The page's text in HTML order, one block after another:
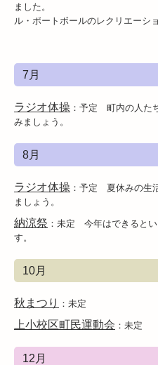
ました。
ル・ポートボールのレクリエーシ
7月
ラジオ体操 ：予定 町内の人た
みましょう。
8月
ラジオ体操 ：予定 夏休みの生
ましょう。
納涼祭 ：未定 今年はできると
す。
10月
秋まつり ：未定
上小校区町民運動会 ：未定
12月